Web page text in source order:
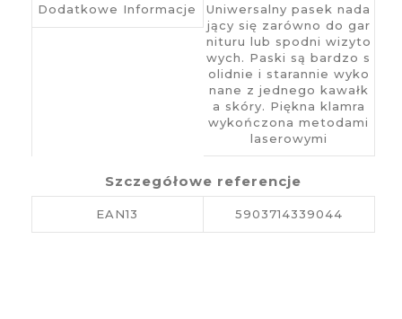
Dodatkowe Informacje
Uniwersalny pasek nada
jący się zarówno do gar
nituru lub spodni wizyto
wych. Paski są bardzo s
olidnie i starannie wyko
nane z jednego kawałk
a skóry. Piękna klamra
wykończona metodami
laserowymi
Szczegółowe referencje
EAN13 5903714339044